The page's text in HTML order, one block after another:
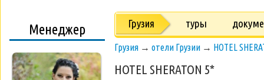
Менеджер Грузия туры
Грузия → отели Грузии → HOTEL
HOTEL SHERATON 5*